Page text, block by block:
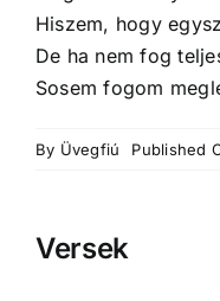
Hiszem, hogy
De ha nem fog
Sosem fogom
By Üvegfiú Published
Versek